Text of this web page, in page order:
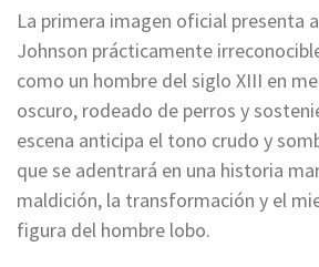
La primera imagen oficial presenta
Johnson prácticamente
como un hombre del siglo XIII en
oscuro, rodeado de perros y
escena anticipa el tono crudo y
que se adentrará en una historia
maldición, la transformación y el
figura del hombre lobo.